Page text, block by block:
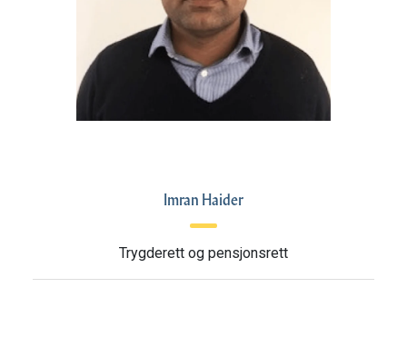
Imran Haider
Trygderett og pensjonsrett